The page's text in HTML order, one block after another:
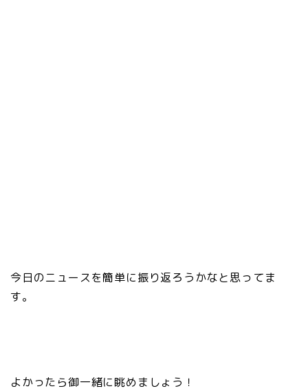
今日のニュースを簡単に振り返ろうかなと思ってま
す。
よかったら御一緒に眺めましょう！